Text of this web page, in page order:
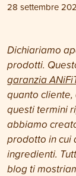
28 settembre
Dichiariamo
prodotti.
garanzia
quanto
questi termini
abbiamo
prodotto in cui
ingredienti.
blog ti